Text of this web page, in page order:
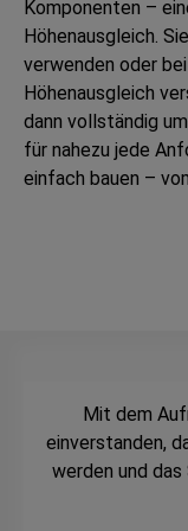
Komponenten –
Höhenausgleich.
verwenden oder
Höhenausgleich
dann vollständig
für nahezu jede
einfach bauen –
Mit dem
einverstanden,
werden und das